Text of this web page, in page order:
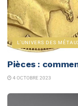
L'UNIVERS DES
Pièces :
4 OCTOBRE 2023